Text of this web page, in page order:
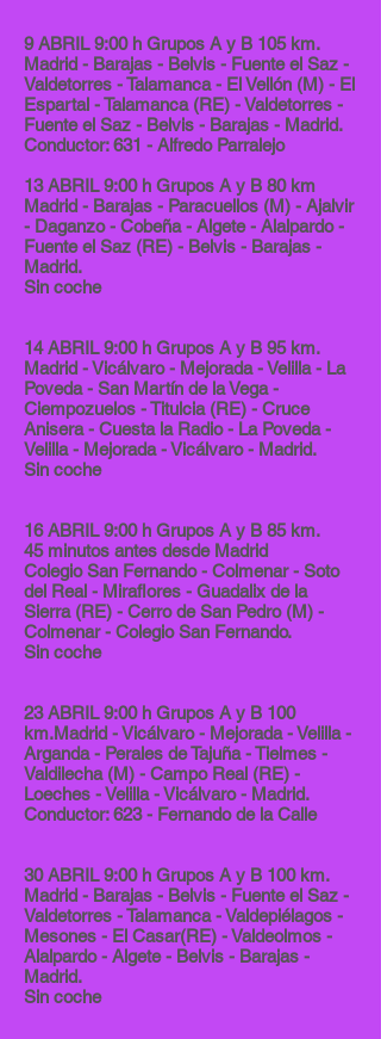
9 ABRIL 9:00 h Grupos A y B 105 km.
Madrid - Barajas - Belvis - Fuente el Saz -
Valdetorres - Talamanca - El Vellón (M) - El
Espartal - Talamanca (RE) - Valdetorres -
Fuente el Saz - Belvis - Barajas - Madrid.
Conductor: 631 - Alfredo Parralejo
13 ABRIL 9:00 h Grupos A y B 80 km
Madrid - Barajas - Paracuellos (M) - Ajalvir
- Daganzo - Cobeña - Algete - Alalpardo -
Fuente el Saz (RE) - Belvis - Barajas -
Madrid.
Sin coche
14 ABRIL 9:00 h Grupos A y B 95 km.
Madrid - Vicálvaro - Mejorada - Velilla - La
Poveda - San Martín de la Vega -
Ciempozuelos - Titulcia (RE) - Cruce
Anisera - Cuesta la Radio - La Poveda -
Velilla - Mejorada - Vicálvaro - Madrid.
Sin coche
16 ABRIL 9:00 h Grupos A y B 85 km.
45 minutos antes desde Madrid
Colegio San Fernando - Colmenar - Soto
del Real - Miraflores - Guadalix de la
Sierra (RE) - Cerro de San Pedro (M) -
Colmenar - Colegio San Fernando.
Sin coche
23 ABRIL 9:00 h Grupos A y B 100
km.Madrid - Vicálvaro - Mejorada - Velilla -
Arganda - Perales de Tajuña - Tielmes -
Valdilecha (M) - Campo Real (RE) -
Loeches - Velilla - Vicálvaro - Madrid.
Conductor: 623 - Fernando de la Calle
30 ABRIL 9:00 h Grupos A y B 100 km.
Madrid - Barajas - Belvis - Fuente el Saz -
Valdetorres - Talamanca - Valdepiélagos -
Mesones - El Casar(RE) - Valdeolmos -
Alalpardo - Algete - Belvis - Barajas -
Madrid.
Sin coche